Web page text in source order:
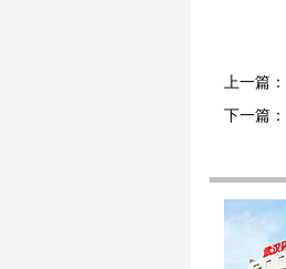
上一篇：
下一篇：